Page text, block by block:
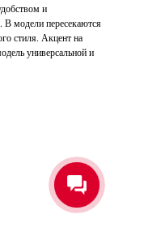
и
В модели пересекаются
стиля. Акцент на
универсальной и